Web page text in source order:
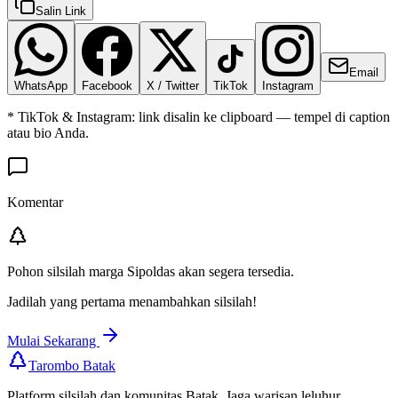
Salin Link
WhatsApp Facebook X / Twitter TikTok Instagram
Email
* TikTok & Instagram: link disalin ke clipboard — tempel di caption
atau bio Anda.
Komentar
Pohon silsilah marga Sipoldas akan segera tersedia.
Jadilah yang pertama menambahkan silsilah!
Mulai Sekarang
Tarombo Batak